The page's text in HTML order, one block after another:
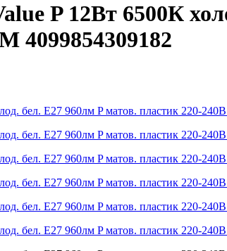
P 12Вт 6500К
4099854309182